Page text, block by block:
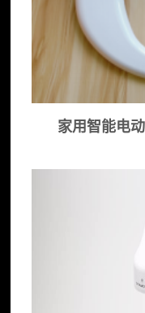
家用智能电